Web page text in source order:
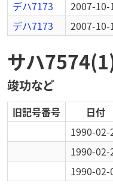
デハ7173 2007-10-
デハ7173
2007-10-
サハ
竣功など
旧記号番号 日付
1990-02-
1990-02-
1990-02-